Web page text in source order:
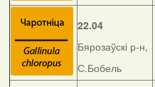
22.04
Бярозаўскі р-н,
С.Бобель